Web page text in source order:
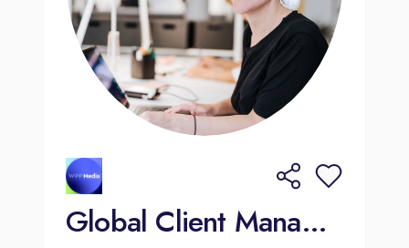
Global Client Manager - Amsterdam